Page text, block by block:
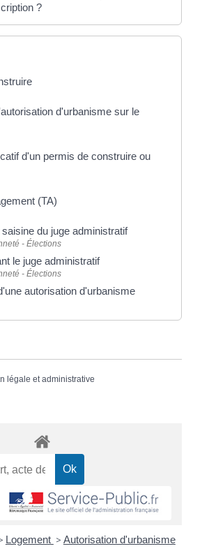
?
d'urbanisme sur le
d'un permis de construire ou
(TA)
du juge administratif
- Élections
le juge administratif
- Élections
autorisation d'urbanisme
légale et administrative
Logement > Autorisation d'urbanisme